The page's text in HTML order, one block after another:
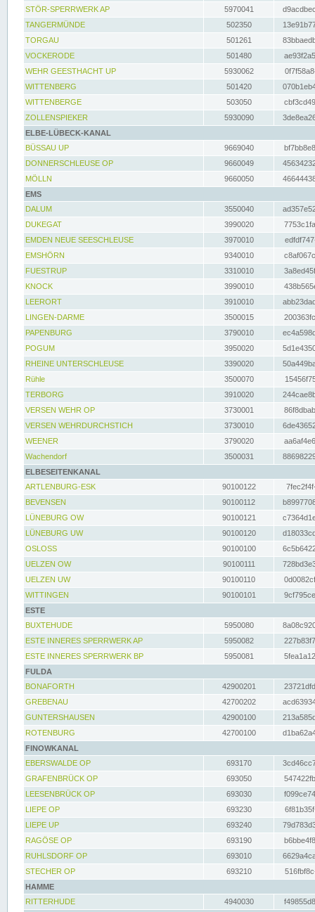
STÖR-SPERRWERK AP 5970041
TANGERMÜNDE
502350
TORGAU
501261
VOCKERODE
501480
WEHR GEESTHACHT UP
5930062
WITTENBERG
501420
WITTENBERGE
503050
ZOLLENSPIEKER
5930090
ELBE-LÜBECK-KANAL
BÜSSAU UP
9669040
DONNERSCHLEUSE OP
9660049
MÖLLN
9660050
EMS
DALUM
3550040
DUKEGAT
3990020
EMDEN NEUE SEESCHLEUSE
3970010
EMSHÖRN
9340010
FUESTRUP
3310010
KNOCK
3990010
LEERORT
3910010
LINGEN-DARME
3500015
PAPENBURG
3790010
POGUM
3950020
RHEINE UNTERSCHLEUSE
3390020
Rühle
3500070
TERBORG
3910020
VERSEN WEHR OP
3730001
VERSEN WEHRDURCHSTICH
3730010
WEENER
3790020
Wachendorf
3500031
ELBESEITENKANAL
ARTLENBURG-ESK
90100122
BEVENSEN
90100112
LÜNEBURG OW
90100121
LÜNEBURG UW
90100120
OSLOSS
90100100
UELZEN OW
90100111
UELZEN UW
90100110
WITTINGEN
90100101
ESTE
BUXTEHUDE
5950080
ESTE INNERES SPERRWERK AP
5950082
ESTE INNERES SPERRWERK BP
5950081
FULDA
BONAFORTH
42900201
GREBENAU
42700202
GUNTERSHAUSEN
42900100
ROTENBURG
42700100
FINOWKANAL
EBERSWALDE OP
693170
GRAFENBRÜCK OP
693050
LEESENBRÜCK OP
693030
LIEPE OP
693230
LIEPE UP
693240
RAGÖSE OP
693190
RUHLSDORF OP
693010
STECHER OP
693210
HAMME
RITTERHUDE
4940030